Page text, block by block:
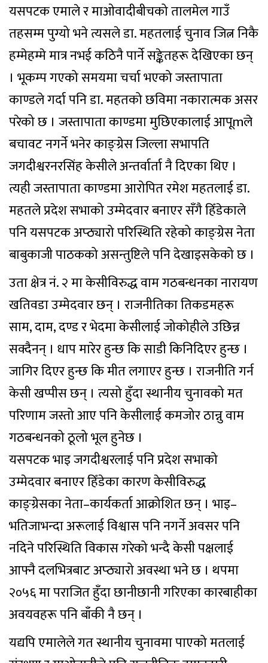
यसपटक एमाले र माओवादीबीचको तालमेल गाउँ
तहसम्म पुग्यो भने त्यसले डा. महतलाई चुनाव जित्न निकै
हम्मेहम्मे मात्र नभई कठिनै पार्ने सङ्केतहरू देखिएका छन्
। भूकम्प गएको समयमा चर्चा भएको जस्तापाता
काण्डले गर्दा पनि डा. महतको छविमा नकारात्मक असर
परेको छ । जस्तापाता काण्डमा मुछिएकालाई आपूmले
बचावट नगर्ने भनेर काङ्ग्रेस जिल्ला सभापति
जगदीश्वरनरसिंह केसीले अन्तर्वार्ता नै दिएका थिए ।
त्यही जस्तापाता काण्डमा आरोपित रमेश महतलाई डा.
महतले प्रदेश सभाको उम्मेदवार बनाएर सँगै हिँडेकाले
पनि यसपटक अप्ठ्यारो परिस्थिति रहेको काङ्ग्रेस नेता
बाबुकाजी पाठकको असन्तुष्टिले पनि देखाइसकेको छ ।
उता क्षेत्र नं. २ मा केसीविरुद्ध वाम गठबन्धनका नारायण
खतिवडा उम्मेदवार छन् । राजनीतिका तिकडमहरू
साम, दाम, दण्ड र भेदमा केसीलाई जोकोहीले उछिन्न
सक्दैनन् । धाप मारेर हुन्छ कि साडी किनिदिएर हुन्छ ।
जागिर दिएर हुन्छ कि मीत लगाएर हुन्छ । राजनीति गर्न
केसी खप्पीस छन् । त्यसो हुँदा स्थानीय चुनावको मत
परिणाम जस्तो आए पनि केसीलाई कमजोर ठान्नु वाम
गठबन्धनको ठूलो भूल हुनेछ ।
यसपटक भाइ जगदीश्वरलाई पनि प्रदेश सभाको
उम्मेदवार बनाएर हिँडेका कारण केसीविरुद्ध
काङ्ग्रेसका नेता–कार्यकर्ता आक्रोशित छन् । भाइ–
भतिजाभन्दा अरूलाई विश्वास पनि नगर्ने अवसर पनि
नदिने परिस्थिति विकास गरेको भन्दै केसी पक्षलाई
आफ्नै दलभित्रबाट अप्ठ्यारो अवस्था भने छ । थपमा
२०५६ मा पराजित हुँदा छानीछानी गरिएका कारबाहीका
अवयवहरू पनि बाँकी नै छन् ।
यद्यपि एमालेले गत स्थानीय चुनावमा पाएको मतलाई